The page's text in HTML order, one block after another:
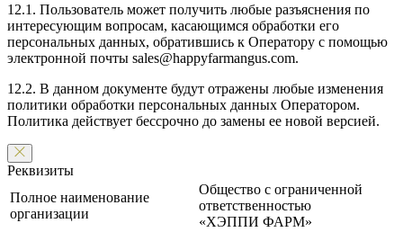
12.1. Пользователь может получить любые разъяснения по
интересующим вопросам, касающимся обработки его
персональных данных, обратившись к Оператору с помощью
электронной почты sales@happyfarmangus.com.
12.2. В данном документе будут отражены любые изменения
политики обработки персональных данных Оператором.
Политика действует бессрочно до замены ее новой версией.
Реквизиты
Полное наименование
организации
Общество с ограниченной
ответственностью
«ХЭППИ ФАРМ»